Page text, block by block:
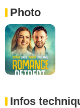
Photo
Infos